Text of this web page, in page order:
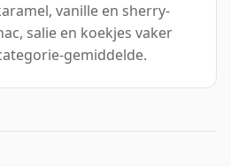
vanille en sherry-
salie en koekjes vaker
gemiddelde.